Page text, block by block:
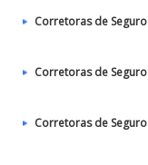
Corretoras de
Corretoras de
Corretoras de